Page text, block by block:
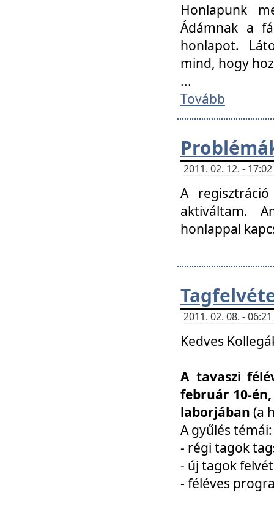
Honlapunk
Ádámnak a
honlapot.
mind, hogy
...
Tovább
2011. 02. 12. -
A
aktiváltam.
honlappal
2011. 02. 08. -
Kedves
A tavaszi
február 10-
laborjában (a
A gyűlés témái:
- régi tagok
- új tagok
- féléves